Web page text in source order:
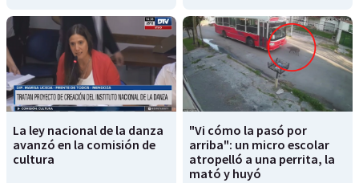
La ley nacional de la danza
avanzó en la comisión de
cultura
"Vi cómo la pasó por
arriba": un micro escolar
atropelló a una perrita, la
mató y huyó